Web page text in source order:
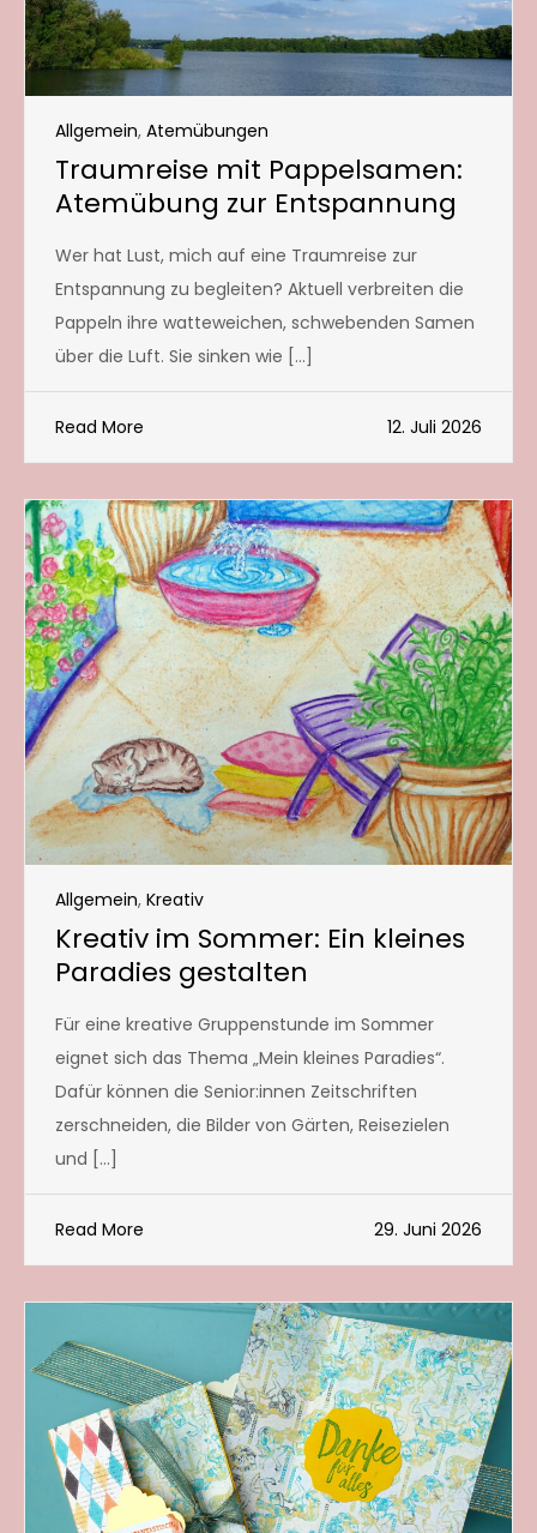
Allgemein, Atemübungen
Traumreise mit Pappelsamen:
Atemübung zur Entspannung
Wer hat Lust, mich auf eine Traumreise zur
Entspannung zu begleiten? Aktuell verbreiten die
Pappeln ihre watteweichen, schwebenden Samen
über die Luft. Sie sinken wie […]
Read More 12. Juli 2026
Allgemein, Kreativ
Kreativ im Sommer: Ein kleines
Paradies gestalten
Für eine kreative Gruppenstunde im Sommer
eignet sich das Thema „Mein kleines Paradies“.
Dafür können die Senior:innen Zeitschriften
zerschneiden, die Bilder von Gärten, Reisezielen
und […]
Read More 29. Juni 2026